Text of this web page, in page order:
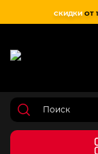
СКИДКИ ОТ